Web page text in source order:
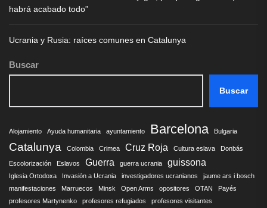
habrá acabado todo”
Ucrania y Rusia: raíces comunes en Catalunya
Buscar
Buscar
Alojamiento Ayuda humanitaria ayuntamiento Barcelona Bulgaria
Catalunya Colombia Crimea Cruz Roja Cultura eslava Donbás
Escolorización Eslavos Guerra guerra ucrania guissona
Iglesia Ortodoxa Invasión a Ucrania investigadores ucranianos
jaume ars i bosch
manifestaciones
Marruecos Minsk Open Arms opositores OTAN
Payés
profesores Martynenko
profesores refugiados profesores visitantes